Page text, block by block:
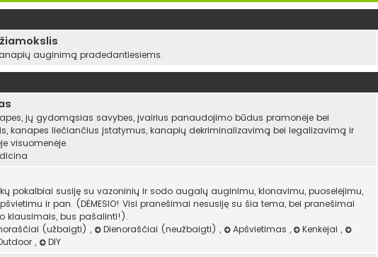
auginimą pradedantiesiems.
jų gydomąsias savybes, įvairius panaudojimo būdus pramonėje bei
kanapes liečiančius įstatymus, kanapių dekriminalizavimą bei legalizavimą ir
visuomenėje.
pokalbiai susiję su vazoninių ir sodo augalų auginimu, klonavimu, puoselėjimu,
ir pan. (DĖMESIO! Visi pranešimai nesusiję su šia tema, bei pranešimai
klausimais, bus pašalinti!).
(užbaigti) , Dienoraščiai (neužbaigti) , Apšvietimas , Kenkėjai,
, DIY